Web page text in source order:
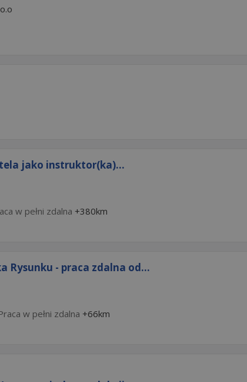
jako instruktor(ka)...
w pełni zdalna +380km
- praca zdalna od...
w pełni zdalna +66km